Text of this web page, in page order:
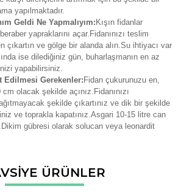
yapılmaktadır.
Geldi Ne Yapmalıyım: Kışın fidanlar
yapraklarını açar.Fidanınızı teslim
çıkartın ve gölge bir alanda alın.Su ihtiyacı var
ise dilediğiniz gün, buharlaşmanın en az
yapabilirsiniz.
Edilmesi Gerekenler: Fidan çukurunuzu en,
olacak şekilde açınız.Fidanınızı
şekilde çıkartınız ve dik bir şekilde
ve toprakla kapatınız.Asgari 10-15 litre can
gübresi olarak solucan veya leonardit
ürüne ilk yorumu siz yapın!
resim, ürün açıklamalarında ve diğer
noktaları öneri formunu
ÜRÜNLER